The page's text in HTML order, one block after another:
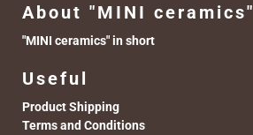
About "MINI ceramics"
"MINI ceramics" in short
Useful
Product Shipping
Terms and Conditions